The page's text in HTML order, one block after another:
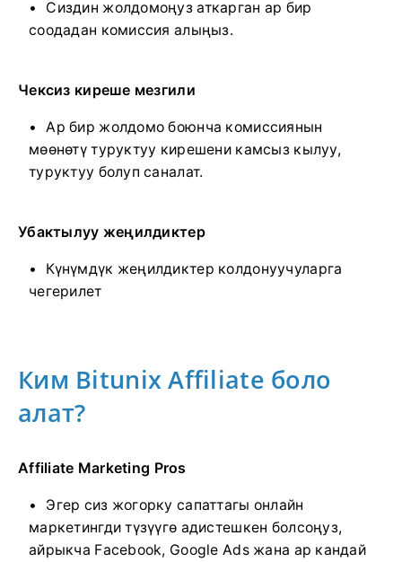
Сиздин жолдомоңуз аткарган ар бир
соодадан комиссия алыңыз.
Чексиз киреше мезгили
Ар бир жолдомо боюнча комиссиянын
мөөнөтү туруктуу кирешени камсыз кылуу,
туруктуу болуп саналат.
Убактылуу жеңилдиктер
Күнүмдүк жеңилдиктер колдонуучуларга
чегерилет
Ким Bitunix Affiliate боло
алат?
Affiliate Marketing Pros
Эгер сиз жогорку сапаттагы онлайн
маркетингди түзүүгө адистешкен болсоңуз,
айрыкча Facebook, Google Ads жана ар кандай